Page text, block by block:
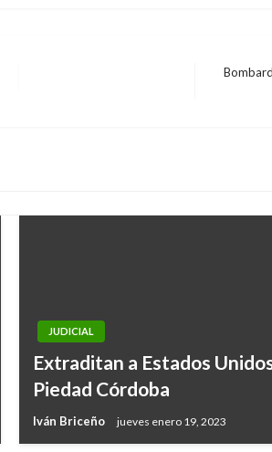
JUDICIAL
Extraditan a Estados
Piedad Córdoba
Iván Briceño jueves enero 19, 2023